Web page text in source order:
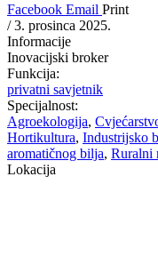
Facebook Email Print
/3. prosinca 2025.
Informacije
Inovacijski broker
Funkcija:
privatni savjetnik
Specijalnost:
Agroekologija,
Hortikultura, Industrijsko
aromatičnog bilja, Ruralni
Lokacija